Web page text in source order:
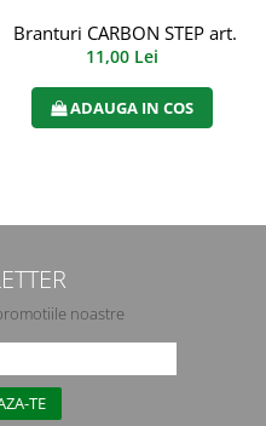
FO SR ESD, Renania,
Branturi CARBON STEP art.
11,00 Lei
ADAUGA IN COS
noastre